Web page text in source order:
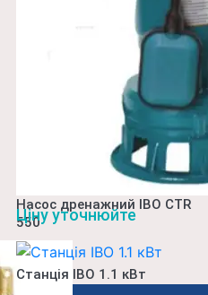
Насос дренажний IBO CTR
550
Ціну уточнюйте
Станція ІВО 1.1 кВт